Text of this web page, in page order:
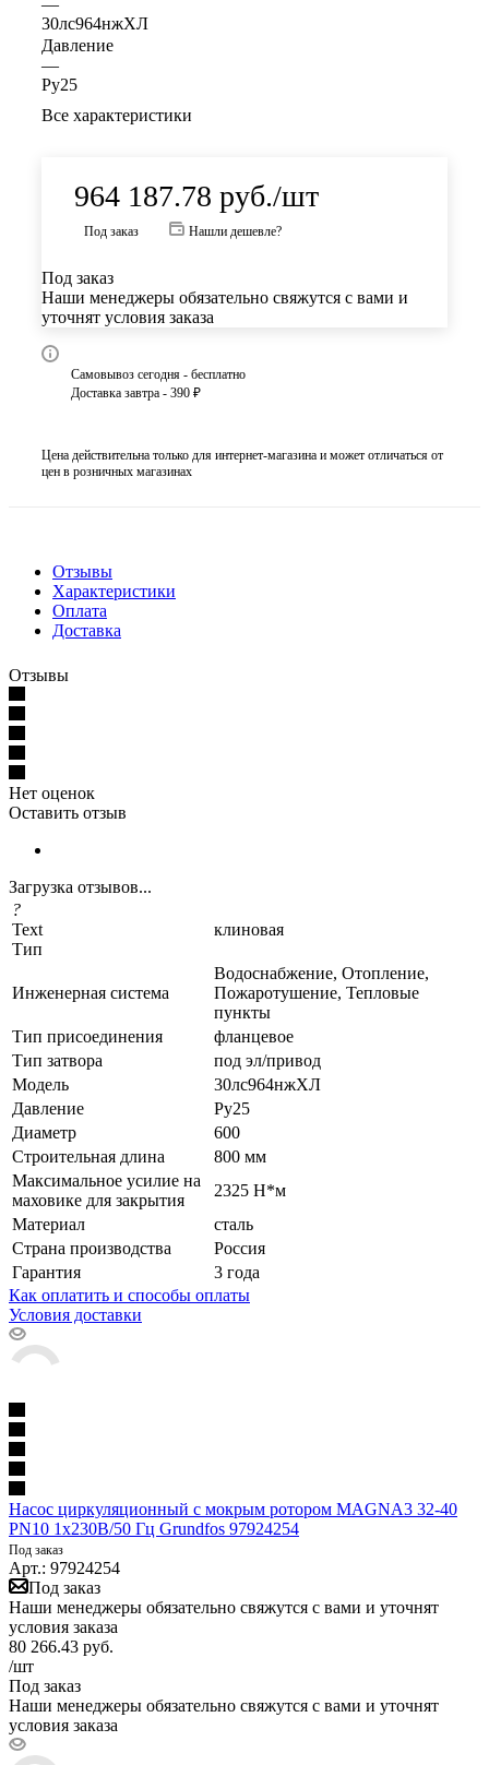
30лс964нжХЛ
Давление
—
Ру25
Все характеристики
964 187.78 руб./шт
Под заказ Нашли дешевле?
Под заказ
Наши менеджеры обязательно свяжутся с вами и
уточнят условия заказа
Самовывоз сегодня - бесплатно
Доставка завтра - 390 ₽
Цена действительна только для интернет-магазина и может отличаться от
цен в розничных магазинах
Отзывы
Характеристики
Оплата
Доставка
Отзывы
Нет оценок
Оставить отзыв
Загрузка отзывов...
?
Text
Тип
клиновая
Инженерная система
Водоснабжение, Отопление,
Пожаротушение, Тепловые
пункты
Тип присоединения
фланцевое
Тип затвора
под эл/привод
Модель
30лс964нжХЛ
Давление
Ру25
Диаметр
600
Строительная длина
800 мм
Максимальное усилие на
маховике для закрытия
2325 Н*м
Материал
сталь
Страна производства
Россия
Гарантия
3 года
Как оплатить и способы оплаты
Условия доставки
Насос циркуляционный с мокрым ротором MAGNA3 32-40
PN10 1х230В/50 Гц Grundfos 97924254
Под заказ
Арт.: 97924254
Под заказ
Наши менеджеры обязательно свяжутся с вами и уточнят
условия заказа
80 266.43 руб.
/шт
Под заказ
Наши менеджеры обязательно свяжутся с вами и уточнят
условия заказа